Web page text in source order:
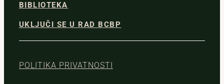
BIBLIOTEKA
UKLJUČI SE U RAD BCBP
POLITIKA PRIVATNOSTI